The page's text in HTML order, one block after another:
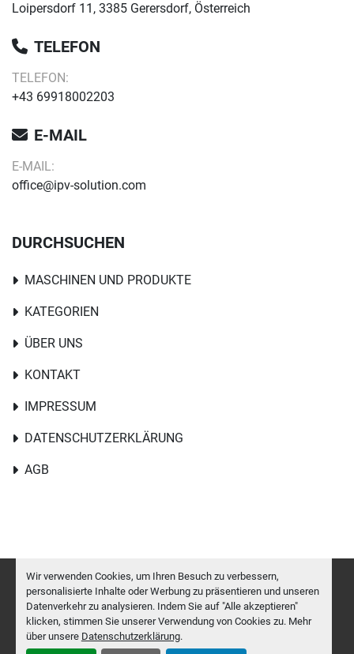
Wir verwenden Cookies, um Ihren Besuch zu verbessern,
personalisierte Inhalte oder Werbung zu präsentieren und unseren
Datenverkehr zu analysieren. Indem Sie auf "Alle akzeptieren"
klicken, stimmen Sie unserer Verwendung von Cookies zu. Mehr
über unsere Datenschutzerklärung.
Loipersdorf 11, 3385 Gerersdorf, Österreich
TELEFON
TELEFON:
+43 69918002203
E-MAIL
E-MAIL:
office@ipv-solution.com
DURCHSUCHEN
MASCHINEN UND PRODUKTE
KATEGORIEN
ÜBER UNS
KONTAKT
IMPRESSUM
DATENSCHUTZERKLÄRUNG
AGB
Cookie-Einstellungen
Machinio System-Website von